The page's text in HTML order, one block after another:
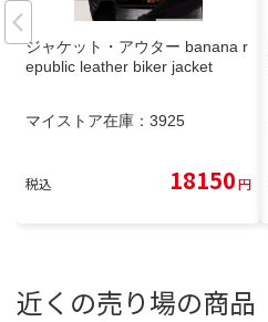
ジャケット・アウター banana r
epublic leather biker jacket
マイストア在庫： 3925
税込 18150円
近くの売り場の商品